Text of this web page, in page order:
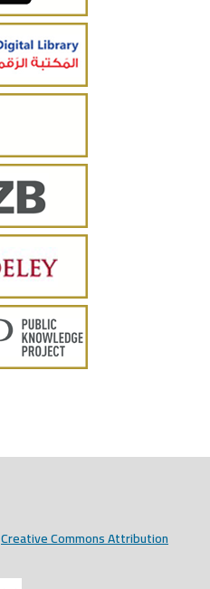
Creative Commons Attribution